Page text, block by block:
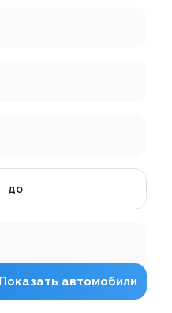
до
Показать автомобили